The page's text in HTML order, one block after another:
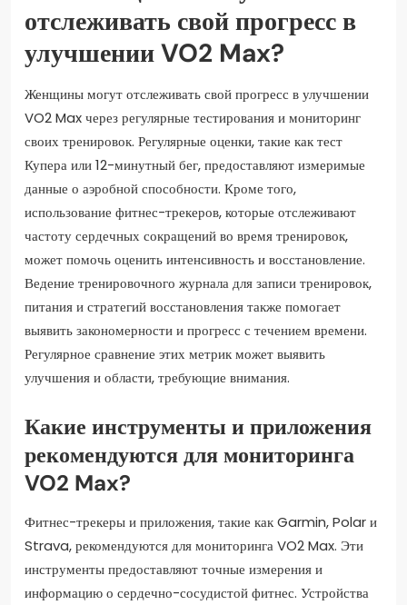
отслеживать свой прогресс в
улучшении VO2 Max?
Женщины могут отслеживать свой прогресс в улучшении
VO2 Max через регулярные тестирования и мониторинг
своих тренировок. Регулярные оценки, такие как тест
Купера или 12-минутный бег, предоставляют измеримые
данные о аэробной способности. Кроме того,
использование фитнес-трекеров, которые отслеживают
частоту сердечных сокращений во время тренировок,
может помочь оценить интенсивность и восстановление.
Ведение тренировочного журнала для записи тренировок,
питания и стратегий восстановления также помогает
выявить закономерности и прогресс с течением времени.
Регулярное сравнение этих метрик может выявить
улучшения и области, требующие внимания.
Какие инструменты и приложения
рекомендуются для мониторинга
VO2 Max?
Фитнес-трекеры и приложения, такие как Garmin, Polar и
Strava, рекомендуются для мониторинга VO2 Max. Эти
инструменты предоставляют точные измерения и
информацию о сердечно-сосудистой фитнес. Устройства